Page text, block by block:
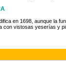
en 1698, aunque la
con vistosas yeserías y